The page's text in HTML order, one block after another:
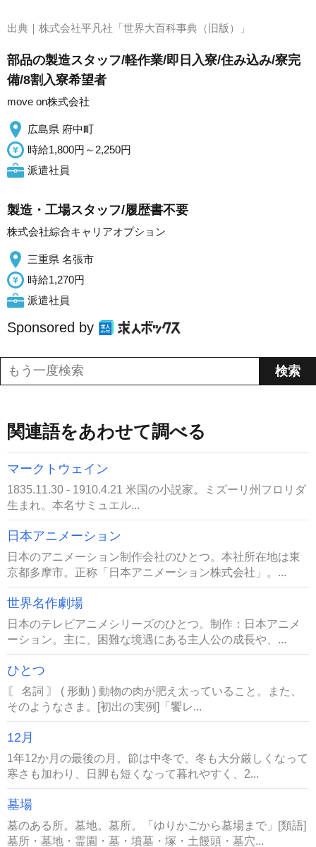
出典｜ 株式会社平凡社「世界大百科事典（旧版）」
部品の製造スタッフ/軽作業/即日入寮/住み込み/寮完
備/8割入寮希望者
move on株式会社
広島県 府中町
時給1,800円～2,250円
派遣社員
製造・工場スタッフ/履歴書不要
株式会社綜合キャリアオプション
三重県 名張市
時給1,270円
派遣社員
Sponsored by
関連語をあわせて調べる
マークトウェイン
1835.11.30 - 1910.4.21 米国の小説家。ミズーリ州フロリダ
生まれ。本名サミュエル...
日本アニメーション
日本のアニメーション制作会社のひとつ。本社所在地は東
京都多摩市。正称「日本アニメーション株式会社」。...
世界名作劇場
日本のテレビアニメシリーズのひとつ。制作：日本アニメ
ーション。主に、困難な境遇にある主人公の成長や、...
ひとつ
〘 名詞 〙 ( 形動 ) 動物の肉が肥え太っていること。また、
そのようなさま。[初出の実例]「饗レ...
12月
1年12か月の最後の月。節は中冬で、冬も大分厳しくなって
寒さも加わり、日脚も短くなって暮れやすく、2...
墓場
墓のある所。墓地。墓所。「ゆりかごから墓場まで」[類語]
墓所・墓地・霊園・墓・墳墓・塚・土饅頭・墓穴...